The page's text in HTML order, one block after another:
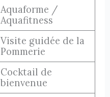
Aquaforme /
Aquafitness
Visite guidée de la
Pommerie
Cocktail de
bienvenue